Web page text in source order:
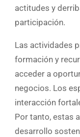
actitudes y
participación.
Las actividades
formación y
acceder a
negocios. Los
interacción
Por tanto, estas
desarrollo